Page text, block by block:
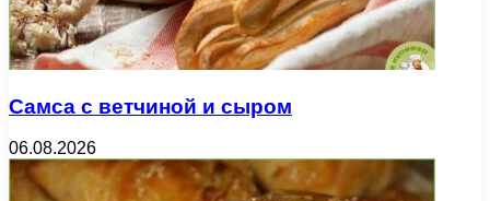
Самса с ветчиной и сыром
06.08.2026